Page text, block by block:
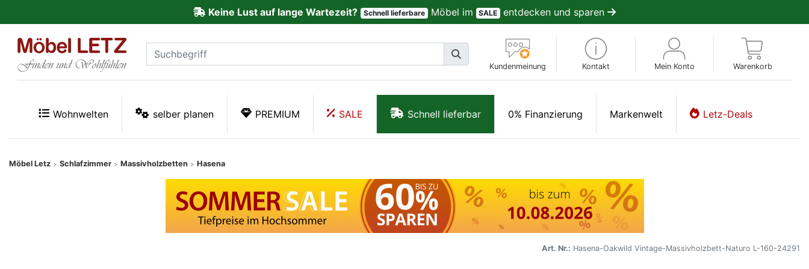
Keine Lust auf lange Wartezeit? Schnell lieferbare Möbel im SALE entdecken und sparen
Kundenmeinung Kontakt Mein Konto Warenkorb
Wohnwelten selber planen PREMIUM SALE Schnell lieferbar 0% Finanzierung Markenwelt Letz-Deals
Möbel Letz > Schlafzimmer > Massivholzbetten > Hasena
Art. Nr.: Hasena-Oakwild Vintage-Massivholzbett-Naturo L-160-24291
Kundenmeinungen
PREMIUM
Schnell